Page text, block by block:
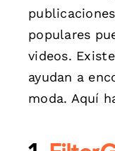
populares
videos.
ayudan a
moda. Aquí